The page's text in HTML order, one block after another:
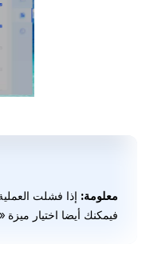
معلومة: إذا فشلت
فيمكنك أيضا اختيار ميزة